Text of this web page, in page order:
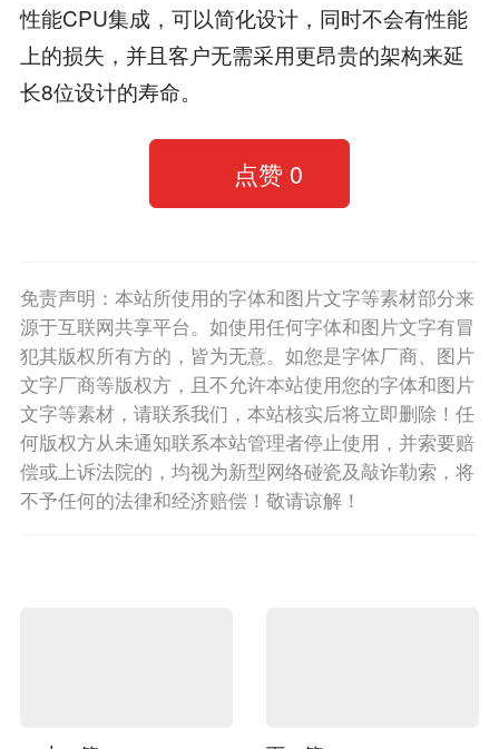
性能CPU集成，可以简化设计，同时不会有性能
上的损失，并且客户无需采用更昂贵的架构来延
长8位设计的寿命。
点赞 0
免责声明：本站所使用的字体和图片文字等素材部分来
源于互联网共享平台。如使用任何字体和图片文字有冒
犯其版权所有方的，皆为无意。如您是字体厂商、图片
文字厂商等版权方，且不允许本站使用您的字体和图片
文字等素材，请联系我们，本站核实后将立即删除！任
何版权方从未通知联系本站管理者停止使用，并索要赔
偿或上诉法院的，均视为新型网络碰瓷及敲诈勒索，将
不予任何的法律和经济赔偿！敬请谅解！